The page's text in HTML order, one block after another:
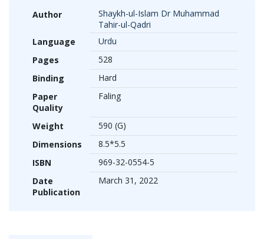
Author
Shaykh-ul-Islam Dr Muhammad
Tahir-ul-Qadri
Language
Urdu
Pages
528
Binding
Hard
Paper
Quality
Faling
Weight
590 (G)
Dimensions
8.5*5.5
ISBN
969-32-0554-5
Date
Publication
March 31, 2022